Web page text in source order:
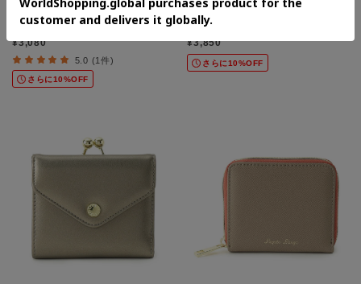
エレブ三つ折り財布
¥3,080
5.0 (1件)
さらに10%OFF
Ober Tashe
くまちゃんがま口三つ折り財布
¥3,850
さらに10%OFF